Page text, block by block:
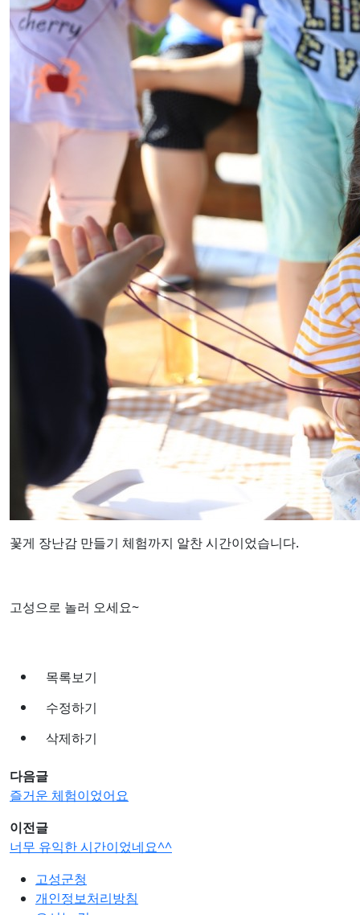
꽃게 장난감 만들기 체험까지 알찬 시간이었습니다.
고성으로 놀러 오세요~
목록보기
수정하기
삭제하기
다음글
즐거운 체험이었어요
이전글
너무 유익한 시간이었네요^^
고성군청
개인정보처리방침